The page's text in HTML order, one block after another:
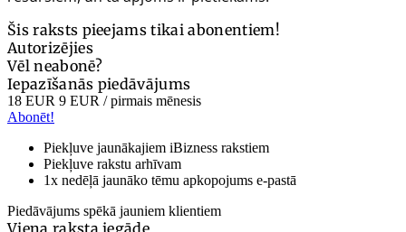
Šis raksts pieejams tikai abonentiem!
Autorizējies
Vēl neabonē?
Iepazīšanās piedāvājums
18 EUR 9 EUR / pirmais mēnesis
Abonēt!
Piekļuve jaunākajiem iBizness rakstiem
Piekļuve rakstu arhīvam
1x nedēļā jaunāko tēmu apkopojums e-pastā
Piedāvājums spēkā jauniem klientiem
Viena raksta iegāde